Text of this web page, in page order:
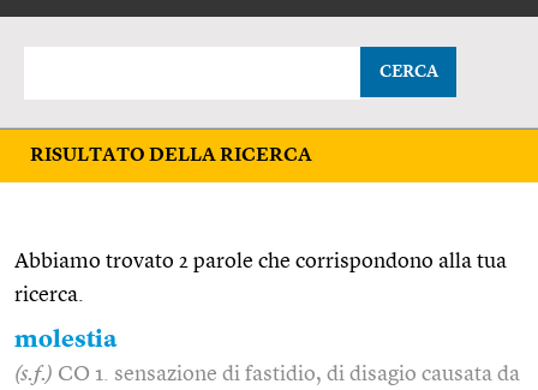
CERCA
RISULTATO DELLA RICERCA
Abbiamo trovato 2 parole che corrispondono alla tua
ricerca.
molestia
(s.f.) CO 1. sensazione di fastidio, di disagio causata da